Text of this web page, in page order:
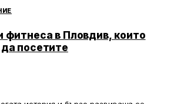
фитнеса в Пловдив, които
посетите